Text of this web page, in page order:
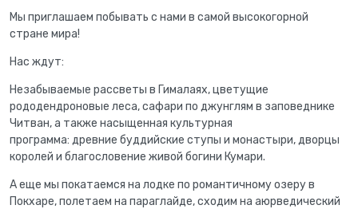
Мы приглашаем побывать с нами в самой высокогорной
стране мира!
Нас ждут:
Незабываемые рассветы в Гималаях, цветущие
рододендроновые леса, сафари по джунглям в заповеднике
Читван, а также насыщенная культурная
программа: древние буддийские ступы и монастыри, дворцы
королей и благословение живой богини Кумари.
А еще мы покатаемся на лодке по романтичному озеру в
Покхаре, полетаем на параглайде, сходим на аюрведический